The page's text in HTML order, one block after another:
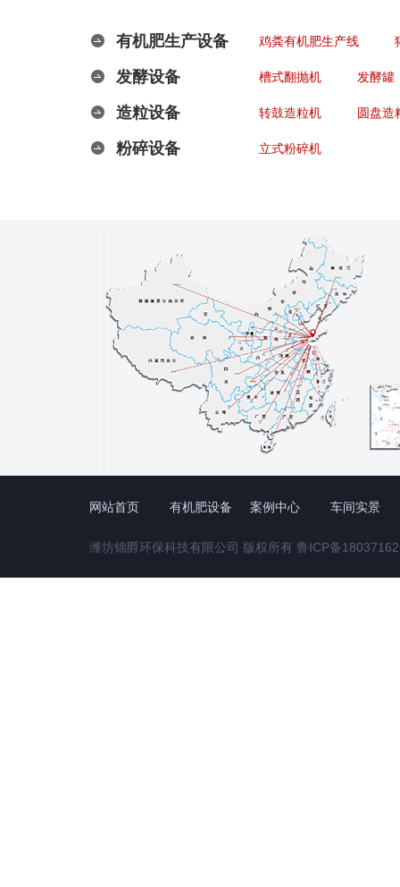
有机肥生产设备 鸡粪有机肥生产线
发酵设备 槽式翻抛机 发酵罐
造粒设备 转鼓造粒机 圆盘造
粉碎设备 立式粉碎机
网站首页 有机肥设备 案例中心 车间实景
潍坊锦爵环保科技有限公司 版权所有 鲁ICP备